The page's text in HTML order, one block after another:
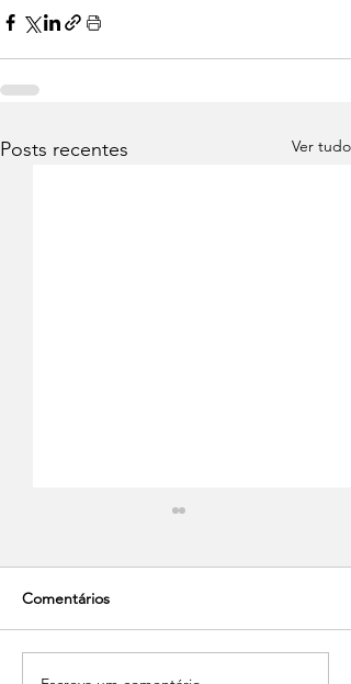
Posts recentes Ver tudo
Comentários